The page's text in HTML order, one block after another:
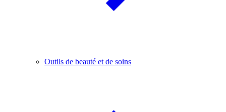
Outils de beauté et de soins